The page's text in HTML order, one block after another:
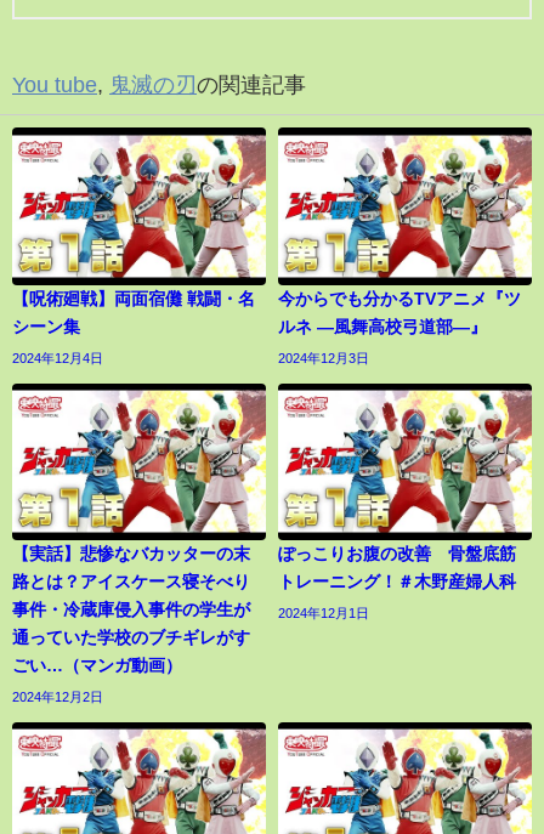
You tube, 鬼滅の刃 の関連記事
【呪術廻戦】両面宿儺 戦闘・名
シーン集
2024年12月4日
今からでも分かるTVアニメ『ツ
ルネ ―風舞高校弓道部―』
2024年12月3日
【実話】悲惨なバカッターの末
路とは？アイスケース寝そべり
事件・冷蔵庫侵入事件の学生が
通っていた学校のブチギレがす
ごい…（マンガ動画）
2024年12月2日
ぽっこりお腹の改善 骨盤底筋
トレーニング！＃木野産婦人科
2024年12月1日